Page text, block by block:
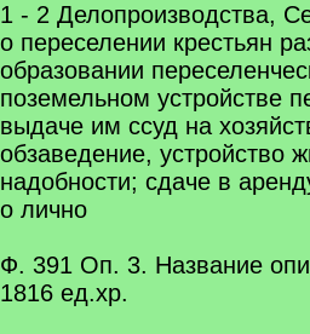
1 - 2 Делопроизводства,
о переселении крестьян
образовании
поземельном устройстве
выдаче им ссуд на
обзаведение, устройство
надобности; сдаче в
о лично
Ф. 391 Оп. 3. Название
1816 eд.xр.